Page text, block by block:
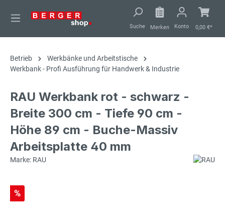
springen
Suche Merken Konto 0,00 €*
Betrieb
Werkbänke und Arbeitstische
Werkbank - Profi Ausführung für Handwerk & Industrie
RAU Werkbank rot - schwarz -
Breite 300 cm - Tiefe 90 cm -
Höhe 89 cm - Buche-Massiv
Arbeitsplatte 40 mm
Marke: RAU
%